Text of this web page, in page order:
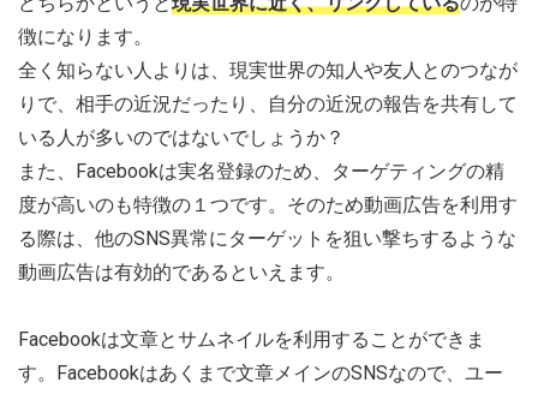
徴になります。
全く知らない人よりは、現実世界の知人や友人とのつなが
りで、相手の近況だったり、自分の近況の報告を共有して
いる人が多いのではないでしょうか？
また、Facebookは実名登録のため、ターゲティングの精
度が高いのも特徴の１つです。そのため動画広告を利用す
る際は、他のSNS異常にターゲットを狙い撃ちするような
動画広告は有効的であるといえます。
Facebookは文章とサムネイルを利用することができま
す。Facebookはあくまで文章メインのSNSなので、ユー